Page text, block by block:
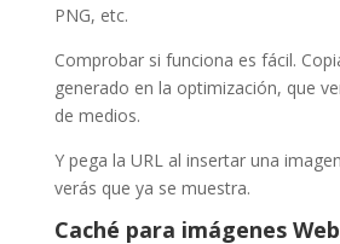
PNG, etc.
Comprobar si funciona es fácil.
generado en la optimización, que
de medios.
Y pega la URL al insertar una
verás que ya se muestra.
Caché para imágenes